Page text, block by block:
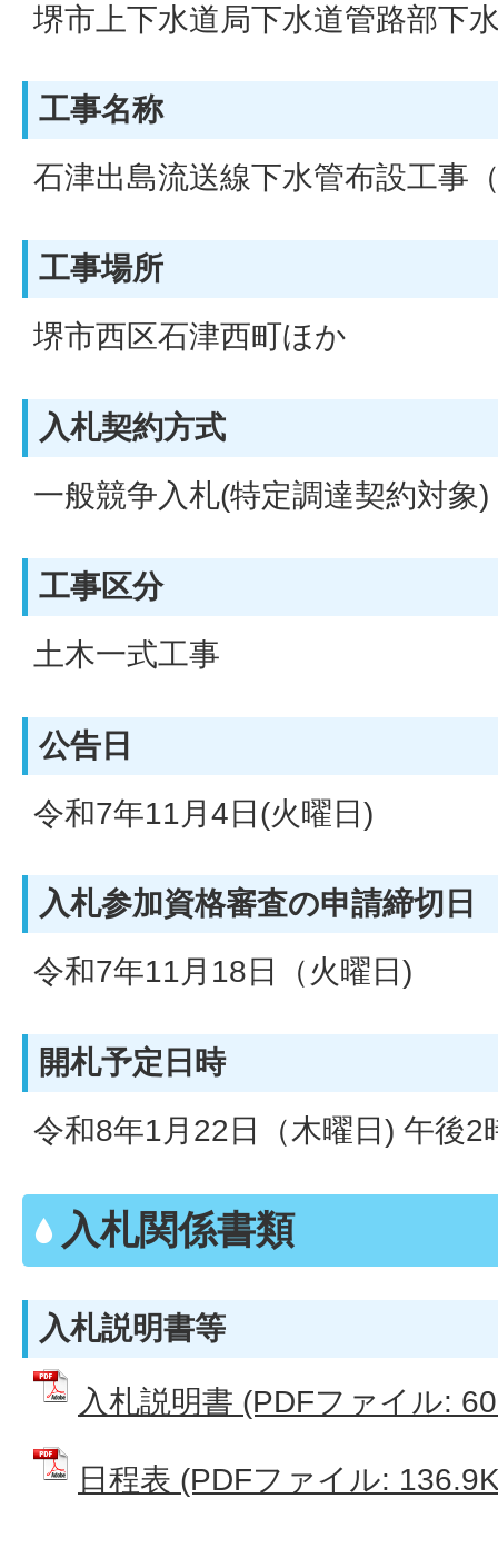
堺市上下水道局下水道管路部下
工事名称
石津出島流送線下水管布設工事
工事場所
堺市西区石津西町ほか
入札契約方式
一般競争入札(特定調達契約対象)
工事区分
土木一式工事
公告日
令和7年11月4日(火曜日)
入札参加資格審査の申請締切日
令和7年11月18日（火曜日)
開札予定日時
令和8年1月22日（木曜日) 午後2
入札関係書類
入札説明書等
入札説明書 (PDFファイル:
日程表 (PDFファイル: